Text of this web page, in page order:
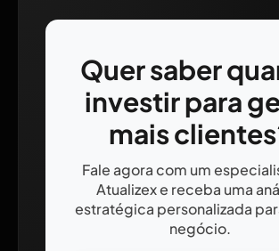
Quer saber
investir para
mais
Fale agora com um
Atualizex e receba uma
estratégica personalizada
negócio.